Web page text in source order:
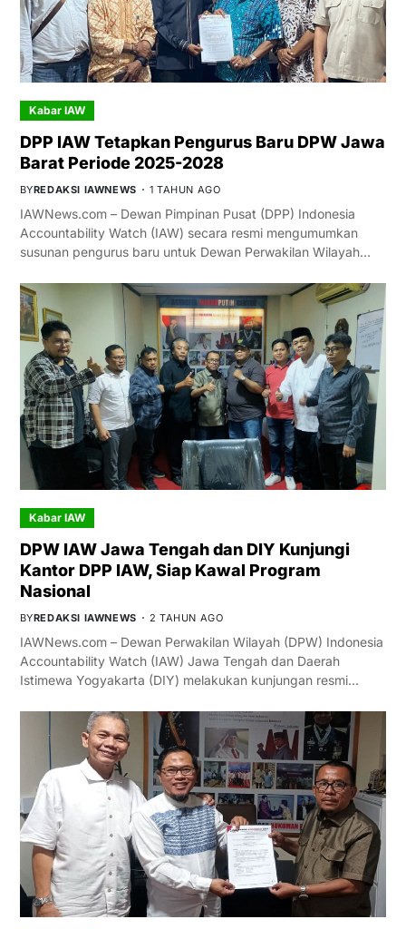
Kabar IAW
DPP IAW Tetapkan Pengurus Baru DPW Jawa
Barat Periode 2025-2028
BYREDAKSI IAWNEWS 1 TAHUN AGO
IAWNews.com – Dewan Pimpinan Pusat (DPP) Indonesia
Accountability Watch (IAW) secara resmi mengumumkan
susunan pengurus baru untuk Dewan Perwakilan Wilayah…
Kabar IAW
DPW IAW Jawa Tengah dan DIY Kunjungi
Kantor DPP IAW, Siap Kawal Program
Nasional
BYREDAKSI IAWNEWS 2 TAHUN AGO
IAWNews.com – Dewan Perwakilan Wilayah (DPW) Indonesia
Accountability Watch (IAW) Jawa Tengah dan Daerah
Istimewa Yogyakarta (DIY) melakukan kunjungan resmi…